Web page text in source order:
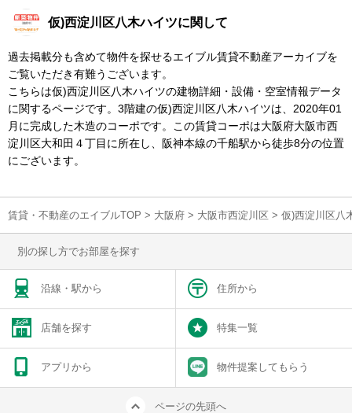
仮)西淀川区八木ハイツに関して
過去掲載分も含めて物件を探せるエイブル賃貸不動産アーカイブを
ご覧いただき有難うございます。
こちらは仮)西淀川区八木ハイツの建物詳細・設備・空室情報データ
に関するページです。3階建の仮)西淀川区八木ハイツは、2020年01
月に完成した木造のコーポです。この賃貸コーポは大阪府大阪市西
淀川区大和田４丁目に所在し、阪神本線の千船駅から徒歩8分の位置
にございます。
賃貸・不動産のエイブルTOP > 大阪府 > 大阪市西淀川区 > 仮)西淀川区八
別の探し方でお部屋を探す
沿線・駅から 住所から
店舗を探す 特集一覧
アプリから 物件提案してもらう
ページの先頭へ